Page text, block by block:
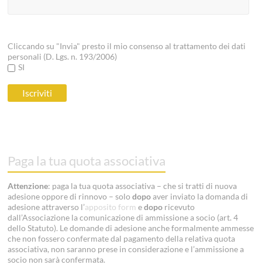
Cliccando su "Invia" presto il mio consenso al trattamento dei dati
personali (D. Lgs. n. 193/2006)
SI
Paga la tua quota associativa
Attenzione: paga la tua quota associativa – che si tratti di nuova
adesione oppore di rinnovo – solodopoaver inviato la domanda di
adesione attraverso l’apposito form edopo ricevuto
dall’Associazione la comunicazione di ammissione a socio (art. 4
dello Statuto). Le domande di adesione anche formalmente ammesse
che non fossero confermate dal pagamento della relativa quota
associativa, non saranno prese in considerazione e l’ammissione a
socio non sarà confermata.